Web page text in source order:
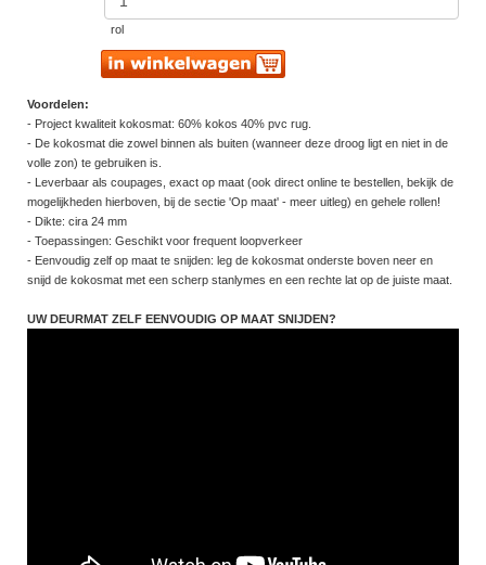
rol
Voordelen:
- Project kwaliteit kokosmat: 60% kokos 40% pvc rug.
- De kokosmat die zowel binnen als buiten (wanneer deze droog ligt en niet in de
volle zon) te gebruiken is.
- Leverbaar als coupages, exact op maat (ook direct online te bestellen, bekijk de
mogelijkheden hierboven, bij de sectie 'Op maat' - meer uitleg) en gehele rollen!
- Dikte: cira 24 mm
- Toepassingen: Geschikt voor frequent loopverkeer
- Eenvoudig zelf op maat te snijden: leg de kokosmat onderste boven neer en
snijd de kokosmat met een scherp stanlymes en een rechte lat op de juiste maat.
UW DEURMAT ZELF EENVOUDIG OP MAAT SNIJDEN?